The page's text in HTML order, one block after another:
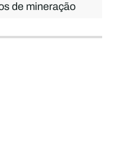
de mineração